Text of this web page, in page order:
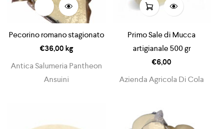
Pecorino romano stagionato
€36,00kg
Antica Salumeria Pantheon
Ansuini
Primo Sale di Mucca
artigianale 500 gr
€6,00
Azienda Agricola Di Cola